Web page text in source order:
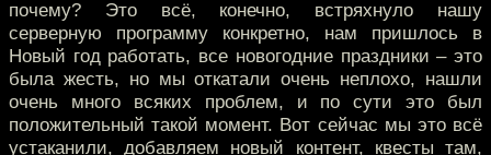
почему? Это всё, конечно, встряхнуло нашу
серверную программу конкретно, нам пришлось в
Новый год работать, все новогодние праздники – это
была жесть, но мы откатали очень неплохо, нашли
очень много всяких проблем, и по сути это был
положительный такой момент. Вот сейчас мы это всё
устаканили, добавляем новый контент, квесты там,